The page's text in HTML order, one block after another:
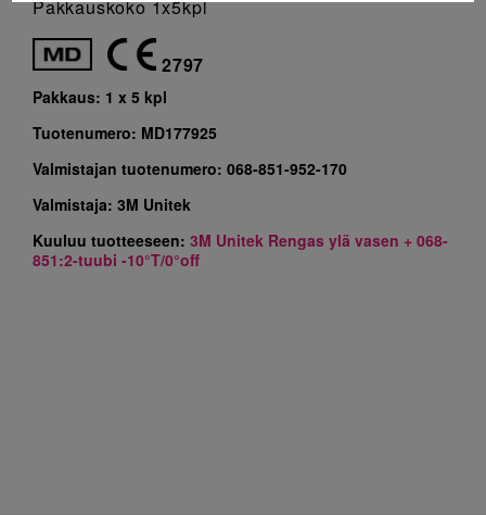
Pakkauskoko 1x5kpl
2797
Pakkaus: 1 x 5 kpl
Tuotenumero: MD177925
Valmistajan tuotenumero: 068-851-952-170
Valmistaja: 3M Unitek
Kuuluu tuotteeseen: 3M Unitek Rengas ylä vasen + 068-
851:2-tuubi -10°T/0°off